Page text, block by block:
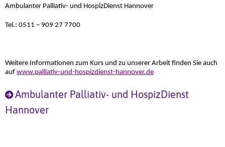
Ambulanter Palliativ- und HospizDienst Hannover
Tel.: 0511 – 909 27 7700
Weitere Informationen zum Kurs und zu unserer Arbeit finden Sie auch
auf www.palliativ-und-hospizdienst-hannover.de
Ambulanter Palliativ- und HospizDienst
Hannover